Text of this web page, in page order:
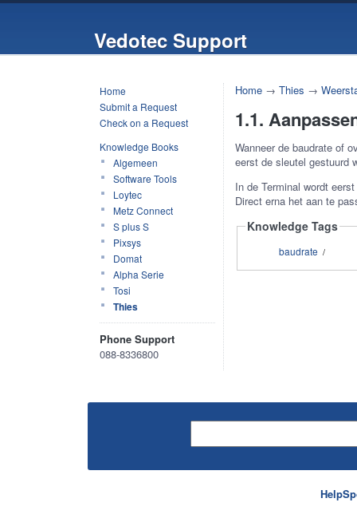
Vedotec Support
Home
Submit a Request
Check on a Request
Knowledge Books
Algemeen
Software Tools
Loytec
Metz Connect
S plus S
Pixsys
Domat
Alpha Serie
Tosi
Thies
Phone Support
088-8336800
Home → Thies →
1.1.
Wanneer de baudrate of
eerst de sleutel gestuurd
In de Terminal wordt
Direct erna het aan te
Knowledge Tags
baudrate /